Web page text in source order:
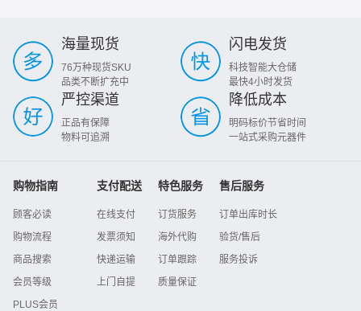
海量现货
76万种现货SKU
品类不断扩充中
闪电发货
科技智能大仓储
最快4小时发货
严控渠道
正品有保障
物料可追溯
降低成本
明码标价节省时间
一站式采购元器件
购物指南
顾客必读
购物流程
商品搜索
会员等级
PLUS会员
支付配送
在线支付
发票须知
快递运输
上门自提
特色服务
订货服务
海外代购
订单跟踪
质量保证
售后服务
订单出库时长
验货/售后
服务投诉